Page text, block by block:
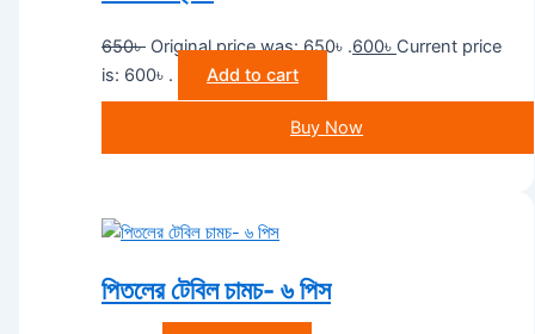
650৳ Original price was: 650৳ .600৳ Current price
is: 600৳ .
Add to cart
Buy Now
পিতলের টেবিল চামচ- ৬ পিস